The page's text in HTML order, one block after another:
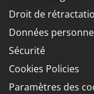
Chaudrons
Cisailles à
Cisailles
Barbieri
Batavia
Benassi
Beper
Berkel
Droit de
Données
Sécurité
Cookies Policies
Paramètres des